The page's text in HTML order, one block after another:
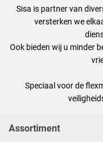
Sisa is partner van
versterken we
Ook bieden wij u minder
Speciaal voor de
Assortiment